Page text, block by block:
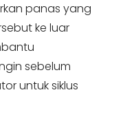
panas yang
ke luar
sebelum
untuk siklus